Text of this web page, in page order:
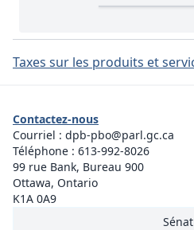
Taxes sur les produits et
Sénat
Contactez-nous
Courriel : dpb-pbo@parl.gc.ca
Téléphone : 613-992-8026
99 rue Bank, Bureau 900
Ottawa, Ontario
K1A 0A9